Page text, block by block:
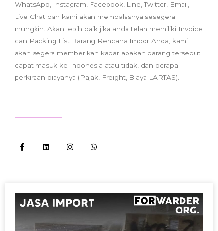
WhatsApp, Instagram, Facebook, Line, Twitter, Email,
Live Chat dan kami akan membalasnya sesegera
mungkin. Akan lebih baik jika anda telah memiliki Invoice
dan Packing List Barang Rencana Impor Anda, kami
akan segera memberikan kabar apakah barang tersebut
dapat masuk ke Indonesia atau tidak, dan berapa
perkiraan biayanya (Pajak, Freight, Biaya LARTAS).